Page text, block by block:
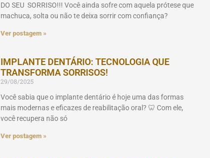
DO SEU SORRISO!!! Você ainda sofre com aquela prótese que
machuca, solta ou não te deixa sorrir com confiança?
Ver postagem »
IMPLANTE DENTÁRIO: TECNOLOGIA QUE
TRANSFORMA SORRISOS!
29/08/2025
Você sabia que o implante dentário é hoje uma das formas
mais modernas e eficazes de reabilitação oral? 🦷 Com ele,
você recupera não só
Ver postagem »